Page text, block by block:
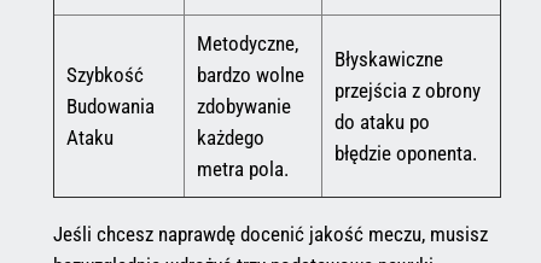
Szybkość
Budowania
Ataku
Metodyczne,
bardzo wolne
zdobywanie
każdego
metra pola.
Błyskawiczne
przejścia z obrony
do ataku po
błędzie oponenta.
Jeśli chcesz naprawdę docenić jakość meczu, musisz